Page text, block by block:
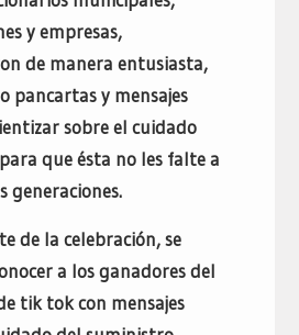
y empresas,
de manera entusiasta,
pancartas y mensajes
sobre el cuidado
que ésta no les falte a
generaciones.
de la celebración, se
a los ganadores del
tik tok con mensajes